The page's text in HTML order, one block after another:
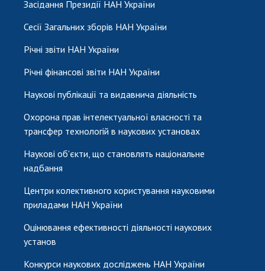
Засідання Президії НАН України
Сесії Загальних зборів НАН України
Річні звіти НАН України
Річні фінансові звіти НАН України
Наукові публікації та видавнича діяльність
Охорона прав інтелектуальної власності та
трансфер технологій в наукових установах
Наукові об'єкти, що становлять національне
надбання
Центри колективного користування науковими
приладами НАН України
Оцінювання ефективності діяльності наукових
установ
Конкурси наукових досліджень НАН України